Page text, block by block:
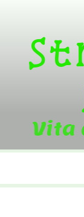
content
Vita